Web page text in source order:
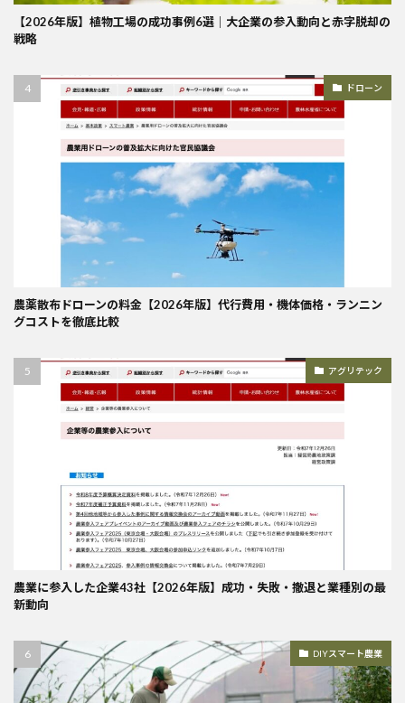
【2026年版】植物工場の成功事例6選｜大企業の参入動向と赤字脱却の
戦略
ドローン
農薬散布ドローンの料金【2026年版】代行費用・機体価格・ランニン
グコストを徹底比較
アグリテック
農業に参入した企業43社【2026年版】成功・失敗・撤退と業種別の最
新動向
DIYスマート農業